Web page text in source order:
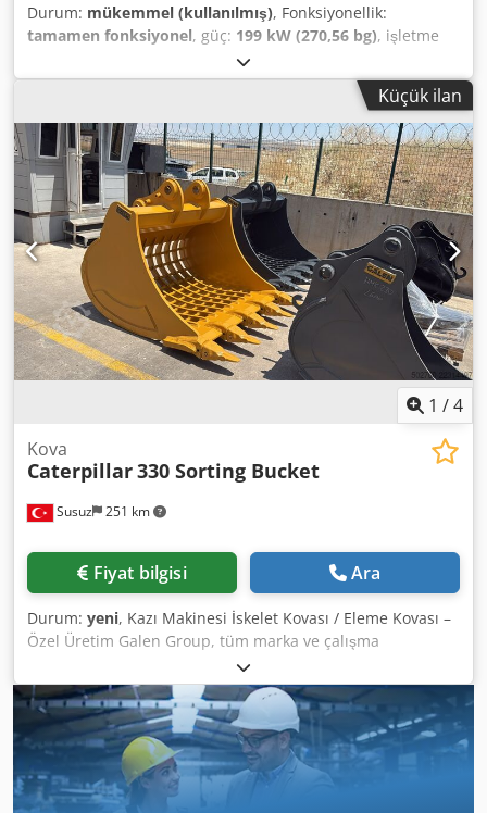
Durum: mükemmel (kullanılmış), Fonksiyonellik:
tamamen fonksiyonel, güç: 199 kW (270,56 bg), işletme
, kova hacmi:
makine/araç numarası:CAT 0330DJGGE00237, Makine
mükemmel işlevsel durumda. Dedjylma Hopfx Ai NjckKüçük ilan
1 /4
Susuz 251 km
Kova
Caterpillar330 Sorting Bucket
Fiyat bilgisi Ara
Durum: yeni, Kazı Makinesi İskelet Kovası / Eleme Kovası –
Özel Üretim Galen Group, tüm marka ve çalışma
ağırlıklarındaki kazı makineleri için yüksek dayanımlı
iskelet kovaları ve eleme kovaları üretmektedir. Her kova,
kazı makinesi modeline, çalışma koşullarına, gerekli kova
genişliğine ve eleme boşluğuna göre tasarlanır. Temel
Uygulamalar Dcodpfx Aezk Uubsi Nsk * Kaya, toprak, çakıl
ve inşaat atıklarının ayrıştırılması * Kazılan malzemenin
elenmesi ve sınıflandırılması * Taş ocağı ve madencilik